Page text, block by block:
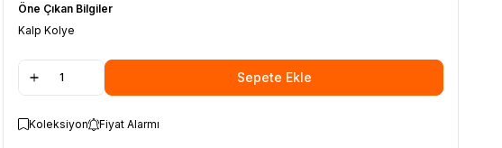
Öne Çıkan Bilgiler
Kalp Kolye
Sepete Ekle
Koleksiyon Fiyat Alarmı